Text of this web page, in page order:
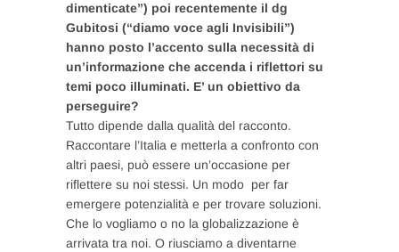
dimenticate”) poi recentemente il dg
Gubitosi (“diamo voce agli Invisibili”)
hanno posto l’accento sulla necessità di
un’informazione che accenda i riflettori su
temi poco illuminati. E’ un obiettivo da
perseguire?
Tutto dipende dalla qualità del racconto.
Raccontare l’Italia e metterla a confronto con
altri paesi, può essere un’occasione per
riflettere su noi stessi. Un modo per far
emergere potenzialità e per trovare soluzioni.
Che lo vogliamo o no la globalizzazione è
arrivata tra noi. O riusciamo a diventarne